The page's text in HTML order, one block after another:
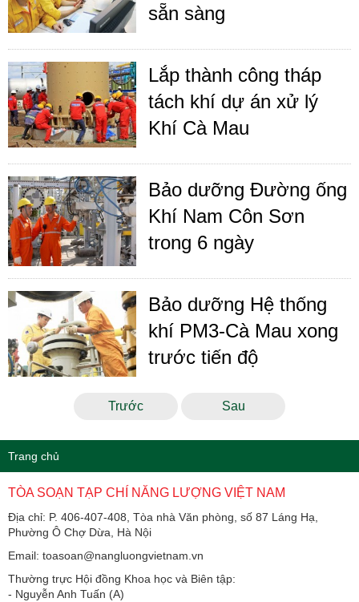
sẵn sàng
Lắp thành công tháp
tách khí dự án xử lý
Khí Cà Mau
Bảo dưỡng Đường ống
Khí Nam Côn Sơn
trong 6 ngày
Bảo dưỡng Hệ thống
khí PM3-Cà Mau xong
trước tiến độ
Trước Sau
Trang chủ
TÒA SOẠN TẠP CHÍ NĂNG LƯỢNG VIỆT NAM
Địa chỉ: P. 406-407-408, Tòa nhà Văn phòng, số 87 Láng Hạ,
Phường Ô Chợ Dừa, Hà Nội
Email: toasoan@nangluongvietnam.vn
Thường trực Hội đồng Khoa học và Biên tập:
​​​​​​- Nguyễn Anh Tuấn (A)